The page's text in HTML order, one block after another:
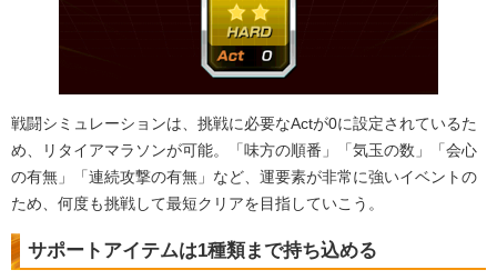
戦闘シミュレーションは、挑戦に必要なActが0に設定されているた
め、リタイアマラソンが可能。「味方の順番」「気玉の数」「会心
の有無」「連続攻撃の有無」など、運要素が非常に強いイベントの
ため、何度も挑戦して最短クリアを目指していこう。
サポートアイテムは1種類まで持ち込める